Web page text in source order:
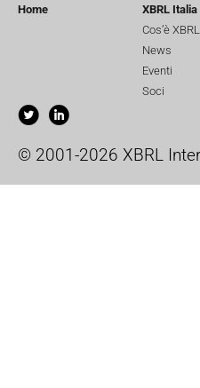
Home
XBRL Italia
Cos’è XBRL
News
Eventi
Soci
© 2001-2026 XBRL